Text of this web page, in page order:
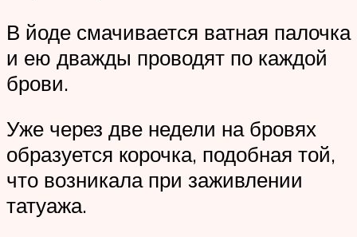
В йоде смачивается ватная палочка
и ею дважды проводят по каждой
брови.
Уже через две недели на бровях
образуется корочка, подобная той,
что возникала при заживлении
татуажа.